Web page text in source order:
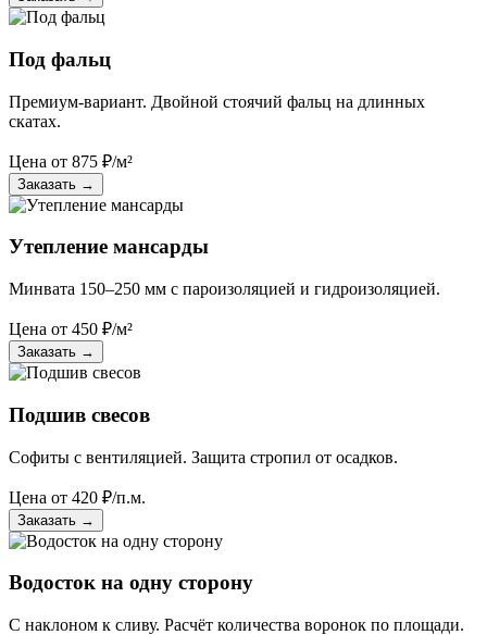
Под фальц
Премиум-вариант. Двойной стоячий фальц на длинных
скатах.
Цена от 875 ₽/м²
Заказать →
Утепление мансарды
Минвата 150–250 мм с пароизоляцией и гидроизоляцией.
Цена от 450 ₽/м²
Заказать →
Подшив свесов
Софиты с вентиляцией. Защита стропил от осадков.
Цена от 420 ₽/п.м.
Заказать →
Водосток на одну сторону
С наклоном к сливу. Расчёт количества воронок по площади.